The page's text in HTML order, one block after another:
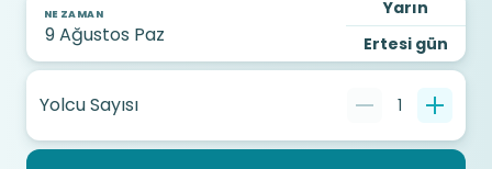
NE ZAMAN
Yarın
Ertesi gün
Yolcu Sayısı 1